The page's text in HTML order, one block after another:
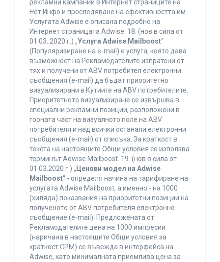
рекламни кампании в Интернет страниците на
Нет Инфо и проследяване на ефективността им.
Услугата Adwise е описана подробно на
Интернет страницата Adwise. 18. (нов в сила от
01.03..2020 г.) „Услуга Adwise Mailboost“
(Популяризиране на e-mail) е услуга, която дава
възможност на Рекламодателите изпратени от
тях и получени от ABV потребител електронни
съобщения (e-mail) да бъдат приоритетно
визуализирани в Кутиите на ABV потребителите.
Приоритетното визуализиране се извършва в
специални рекламни позиции, разположени в
горната част на визуалното поле на ABV
потребителя и над всички останали електронни
съобщения (e-mail) от списъка. За краткост в
текста на настоящите Общи условия се използва
терминът Adwise Mailboost. 19. (нов в сила от
01.03.2020 г.) „ Ценови модел на Adwise
Mailboost“ - определя начина на тарифиране на
услугата Adwise Mailboost, а именно - на 1000
(хиляда) показвания на приоритетни позиции на
полученото от ABV потребителя електронно
съобщение (e-mail). Предложената от
Рекламодателите цена на 1000 импресии
(наричана в настоящите Общи условия за
краткост CPM) се въвежда в интерфейса на
Adwise, като минималната приемлива цена за